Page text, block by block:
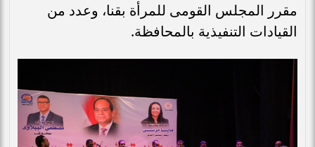
مقرر المجلس القومى للمرأة بقنا، وعدد من
القيادات التنفيذية بالمحافظة.